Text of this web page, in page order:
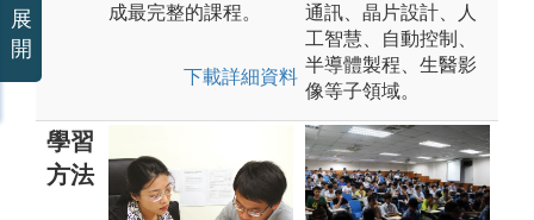
成最完整的課程。
下載詳細資料
通訊、晶片設計、人
工智慧、自動控制、
半導體製程、生醫影
像等子領域。
學習
方法
展
開